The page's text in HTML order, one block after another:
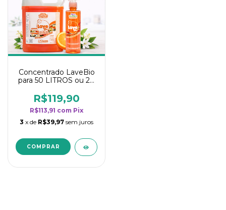
Concentrado LaveBio
para 50 LITROS ou 20
rendimento da
categoria - Flor de
Laranjeira
R$119,90
R$113,91 com Pix
3 x de R$39,97 sem juros